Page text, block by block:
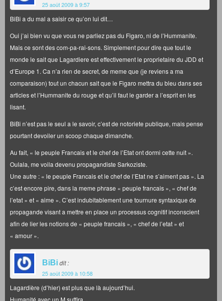
25 août 2009 à 9:57
BiBi a du mal a saisir ce qu’on lui dit…
Oui j’ai bien vu que vous ne parliez pas du Figaro, ni de l’Hummanite.
Mais ce sont des com-pa-rai-sons. Simplement pour dire que tout le
monde le sait que Lagardiere est effectivement le proprietaire du JDD et
d’Europe 1. Ca n’a rien de secret, de meme que (je reviens a ma
comparaison) tout un chacun sait que le Figaro mettra du bleu dans ses
articles et l’Hummanite du rouge et qu’il faut le garder a l’esprit en les
lisant.
BiBi n’est pas le seul a le savoir, c’est de notoriete publique, mais pense
pourtant devoiler un scoop chaque dimanche.
Au fait, « le peuple Francais et le chef de l’Etat ont dormi cette nuit ».
Oulala, me voila devenu propagandiste Sarkoziste.
Une autre : « le peuple Francais et le chef de l’Etat ne s’aiment pas ». La
c’est encore pire, dans la meme phrase « peuple francais », « chef de
l’etat » et « aime ». C’est indubitablement une tournure syntaxique de
propagande visant a mettre en place un processus cognitif inconscient
afin de lier les notions de « peuple francais », « chef de l’etat » et
« amour ».
BiBidit :
25 août 2009 à 10:58
Lagardière (d’hier) est plus que là aujourd’hui.